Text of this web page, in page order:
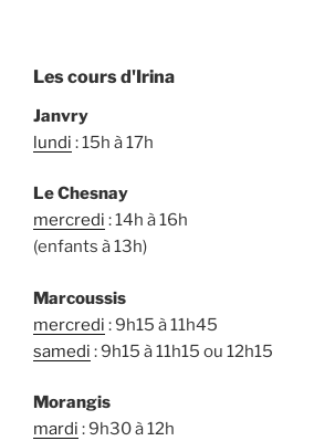
Les cours d'Irina
Janvry
lundi : 15h à 17h
Le Chesnay
mercredi : 14h à 16h
(enfants à 13h)
Marcoussis
mercredi : 9h15 à 11h45
samedi : 9h15 à 11h15 ou 12h15
Morangis
mardi : 9h30 à 12h